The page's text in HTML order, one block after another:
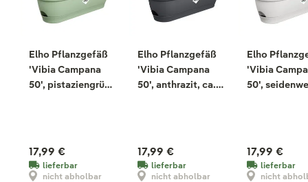
Elho Pflanzgefäß
'Vibia Campana
50', pistaziengrün,
17,99 €
lieferbar
nicht abholbar
Elho Pflanzgefäß
'Vibia Campana
50', anthrazit, ca.
17,99 €
lieferbar
nicht abholbar
Elho
'Vibia
50',
17,99 €
lieferbar
nicht